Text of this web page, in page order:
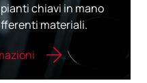
​chiavi​ ​in​ ​mano​
​materiali.